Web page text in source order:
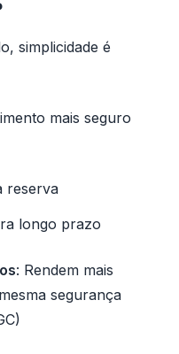
simplicidade é
mais seguro
reserva
longo prazo
: Rendem mais
segurança